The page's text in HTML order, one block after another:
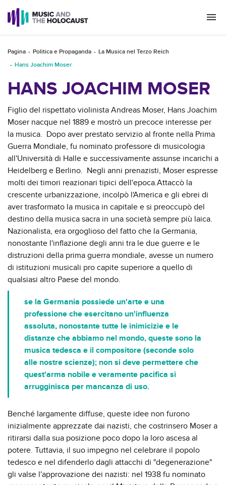
Pagina Politica e Propaganda
La Musica nel Terzo Reich
Hans Joachim Moser
HANS JOACHIM MOSER
Figlio del rispettato violinista Andreas Moser, Hans Joachim
Moser nacque nel 1889 e mostrò un precoce interesse per
la musica. Dopo aver prestato servizio al fronte nella Prima
Guerra Mondiale, fu nominato professore di musicologia
all'Università di Halle e successivamente assunse incarichi a
Heidelberg e Berlino. Negli anni prenazisti, Moser espresse
molti dei timori reazionari tipici dell'epoca.Attaccò la
crescente urbanizzazione, incolpò l'America e gli ebrei di
aver trasformato la musica in capitale e si preoccupò del
destino della musica sacra in una società sempre più laica.
Nazionalista, era orgoglioso del fatto che la Germania,
nonostante l'inflazione degli anni tra le due guerre e le
distruzioni della prima guerra mondiale, avesse un numero
di istituzioni musicali pro capite superiore a quello di
qualsiasi altro Paese del mondo.
se la Germania possiede un'arte e una
professione che esercitano un'influenza
assoluta, nonostante tutte le inimicizie e le
distanze che abbiamo nel mondo, queste sono la
musica tedesca e il compositore (seconde solo
alle nostre scienze); non si deve permettere che
quest'arma nobile e veramente pacifica si
arrugginisca per mancanza di uso.
Benché largamente diffuse, queste idee non furono
inizialmente apprezzate dai nazisti, che costrinsero Moser a
ritirarsi dalla sua posizione poco dopo la loro ascesa al
potere. Tuttavia, il suo impegno nel celebrare il popolo
tedesco e nel difenderlo dagli attacchi di "degenerazione"
gli valse l'approvazione dei nazisti: nel 1938 fu nominato